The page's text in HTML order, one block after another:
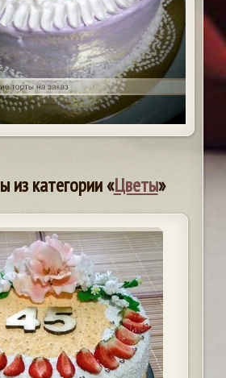
из категории «Цветы»